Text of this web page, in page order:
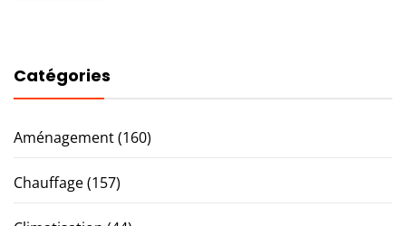
Catégories
Aménagement(160)
Chauffage(157)